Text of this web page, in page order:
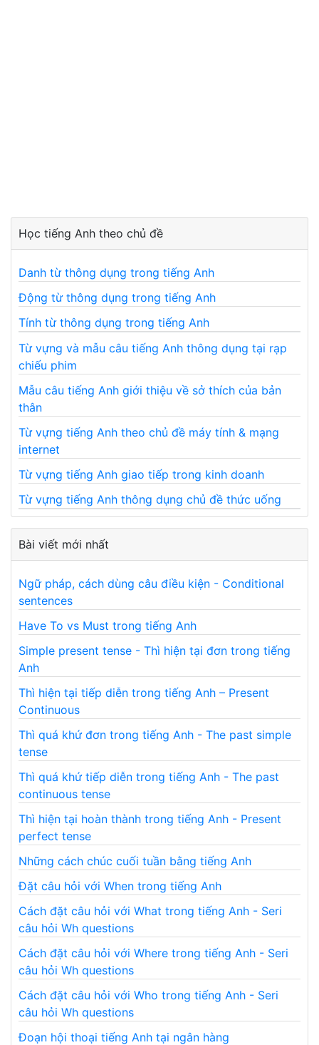
Học tiếng Anh theo chủ đề
Danh từ thông dụng trong tiếng Anh
Động từ thông dụng trong tiếng Anh
Tính từ thông dụng trong tiếng Anh
Từ vựng và mẫu câu tiếng Anh thông dụng tại rạp
chiếu phim
Mẫu câu tiếng Anh giới thiệu về sở thích của bản
thân
Từ vựng tiếng Anh theo chủ đề máy tính & mạng
internet
Từ vựng tiếng Anh giao tiếp trong kinh doanh
Từ vựng tiếng Anh thông dụng chủ đề thức uống
Bài viết mới nhất
Ngữ pháp, cách dùng câu điều kiện - Conditional
sentences
Have To vs Must trong tiếng Anh
Simple present tense - Thì hiện tại đơn trong tiếng
Anh
Thì hiện tại tiếp diễn trong tiếng Anh – Present
Continuous
Thì quá khứ đơn trong tiếng Anh - The past simple
tense
Thì quá khứ tiếp diễn trong tiếng Anh - The past
continuous tense
Thì hiện tại hoàn thành trong tiếng Anh - Present
perfect tense
Những cách chúc cuối tuần bằng tiếng Anh
Đặt câu hỏi với When trong tiếng Anh
Cách đặt câu hỏi với What trong tiếng Anh - Seri
câu hỏi Wh questions
Cách đặt câu hỏi với Where trong tiếng Anh - Seri
câu hỏi Wh questions
Cách đặt câu hỏi với Who trong tiếng Anh - Seri
câu hỏi Wh questions
Đoạn hội thoại tiếng Anh tại ngân hàng